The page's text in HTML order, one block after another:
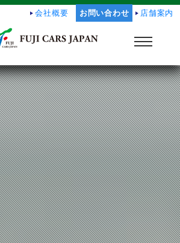
会社概要 お問い合わせ 店舗案内